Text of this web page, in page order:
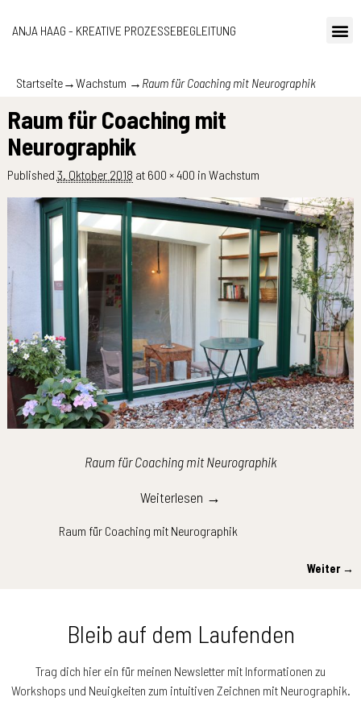
ANJA HAAG - KREATIVE PROZESSEBEGLEITUNG
Startseite→Wachstum → Raum für Coaching mit Neurographik
Raum für Coaching mit
Neurographik
Published 3. Oktober 2018 at 600 × 400 in Wachstum
Raum für Coaching mit Neurographik
Weiterlesen →
Raum für Coaching mit Neurographik
Weiter →
Bleib auf dem Laufenden
Trag dich hier ein für meinen Newsletter mit Informationen zu
Workshops und Neuigkeiten zum intuitiven Zeichnen mit Neurographik.